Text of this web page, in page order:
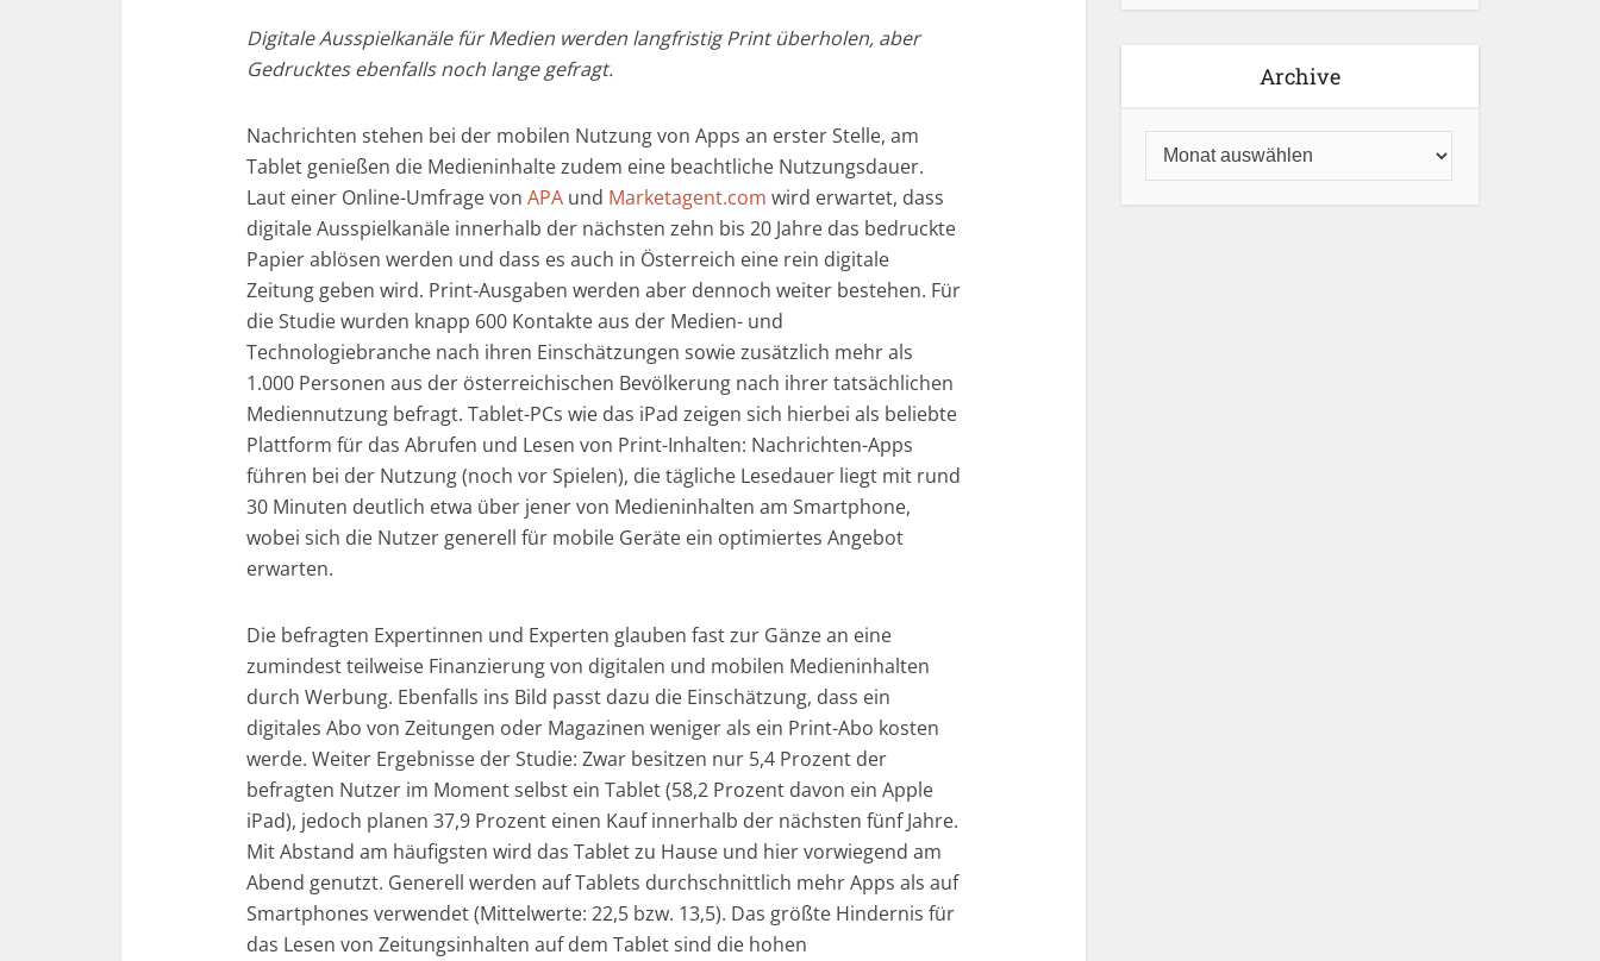
Digitale Ausspielkanäle für Medien werden langfristig Print überholen, aber
Gedrucktes ebenfalls noch lange gefragt.
Nachrichten stehen bei der mobilen Nutzung von Apps an erster Stelle, am
Tablet genießen die Medieninhalte zudem eine beachtliche Nutzungsdauer.
Laut einer Online-Umfrage von APA und Marketagent.com wird erwartet, dass
digitale Ausspielkanäle innerhalb der nächsten zehn bis 20 Jahre das bedruckte
Papier ablösen werden und dass es auch in Österreich eine rein digitale
Zeitung geben wird. Print-Ausgaben werden aber dennoch weiter bestehen. Für
die Studie wurden knapp 600 Kontakte aus der Medien- und
Technologiebranche nach ihren Einschätzungen sowie zusätzlich mehr als
1.000 Personen aus der österreichischen Bevölkerung nach ihrer tatsächlichen
Mediennutzung befragt. Tablet-PCs wie das iPad zeigen sich hierbei als beliebte
Plattform für das Abrufen und Lesen von Print-Inhalten: Nachrichten-Apps
führen bei der Nutzung (noch vor Spielen), die tägliche Lesedauer liegt mit rund
30 Minuten deutlich etwa über jener von Medieninhalten am Smartphone,
wobei sich die Nutzer generell für mobile Geräte ein optimiertes Angebot
erwarten.
Die befragten Expertinnen und Experten glauben fast zur Gänze an eine
zumindest teilweise Finanzierung von digitalen und mobilen Medieninhalten
durch Werbung. Ebenfalls ins Bild passt dazu die Einschätzung, dass ein
digitales Abo von Zeitungen oder Magazinen weniger als ein Print-Abo kosten
werde. Weiter Ergebnisse der Studie: Zwar besitzen nur 5,4 Prozent der
befragten Nutzer im Moment selbst ein Tablet (58,2 Prozent davon ein Apple
iPad), jedoch planen 37,9 Prozent einen Kauf innerhalb der nächsten fünf Jahre.
Mit Abstand am häufigsten wird das Tablet zu Hause und hier vorwiegend am
Abend genutzt. Generell werden auf Tablets durchschnittlich mehr Apps als auf
Smartphones verwendet (Mittelwerte: 22,5 bzw. 13,5). Das größte Hindernis für
das Lesen von Zeitungsinhalten auf dem Tablet sind die hohen
Archive